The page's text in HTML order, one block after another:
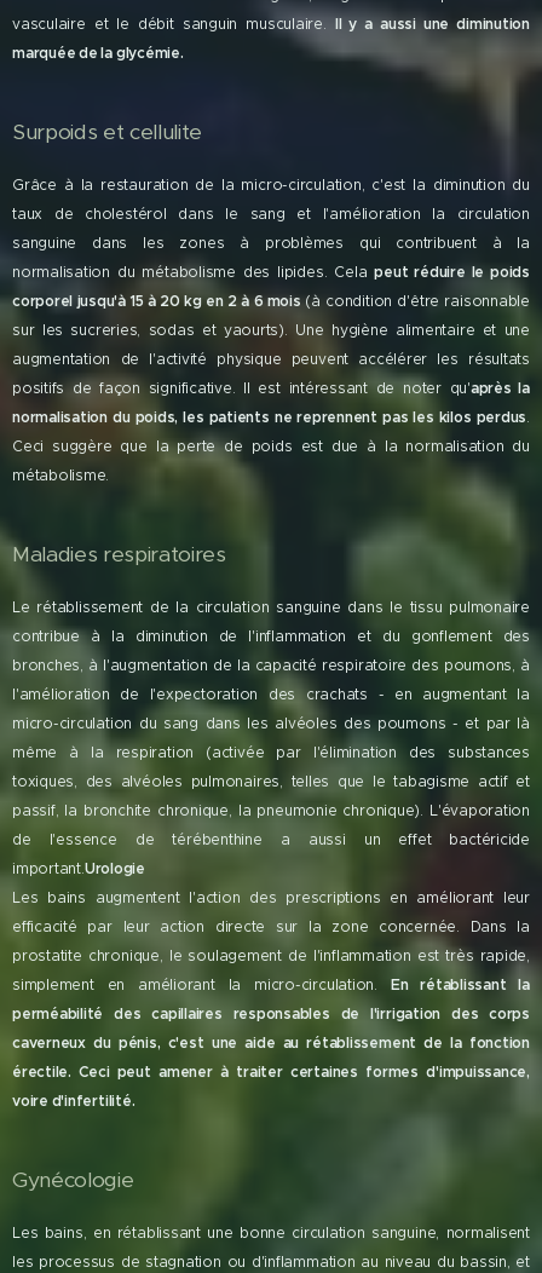
vasculaire et le débit sanguin musculaire. Il y a aussi une diminution
marquée de la glycémie.
Surpoids et cellulite
Grâce à la restauration de la micro-circulation, c'est la diminution du
taux de cholestérol dans le sang et l'amélioration la circulation
sanguine dans les zones à problèmes qui contribuent à la
normalisation du métabolisme des lipides. Celapeut réduire le poids
corporel jusqu'à 15 à 20 kg en 2 à 6 mois(à condition d'être raisonnable
sur les sucreries, sodas et yaourts). Une hygiène alimentaire et une
augmentation de l'activité physique peuvent accélérer les résultats
positifs de façon significative. Il est intéressant de noter qu'après la
normalisation du poids, les patients ne reprennent pas les kilos perdus.
Ceci suggère que la perte de poids est due à la normalisation du
métabolisme.
Maladies respiratoires
Le rétablissement de la circulation sanguine dans le tissu pulmonaire
contribue à la diminution de l'inflammation et du gonflement des
bronches, à l'augmentation de la capacité respiratoire des poumons, à
l'amélioration de l'expectoration des crachats - en augmentant la
micro-circulation du sang dans les alvéoles des poumons - et par là
même à la respiration (activée par l'élimination des substances
toxiques, des alvéoles pulmonaires, telles que le tabagisme actif et
passif, la bronchite chronique, la pneumonie chronique). L'évaporation
de l'essence de térébenthine a aussi un effet bactéricide
important.Urologie
Les bains augmentent l'action des prescriptions en améliorant leur
efficacité par leur action directe sur la zone concernée. Dans la
prostatite chronique, le soulagement de l'inflammation est très rapide,
simplement en améliorant la micro-circulation. En rétablissant la
perméabilité des capillaires responsables de l'irrigation des corps
caverneux du pénis, c'est une aide au rétablissement de la fonction
érectile. Ceci peut amener à traiter certaines formes d'impuissance,
voire d'infertilité.
Gynécologie
Les bains, en rétablissant une bonne circulation sanguine, normalisent
les processus de stagnation ou d'inflammation au niveau du bassin, et